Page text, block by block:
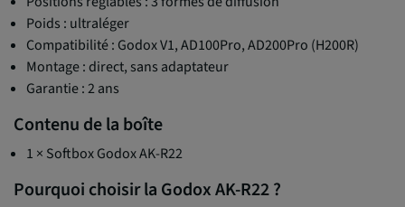
Poids : ultraléger
Compatibilité : Godox V1, AD100Pro, AD200Pro (H200R)
Montage : direct, sans adaptateur
Garantie : 2 ans
Contenu de la boîte
1 × Softbox Godox AK-R22
Pourquoi choisir la Godox AK-R22 ?